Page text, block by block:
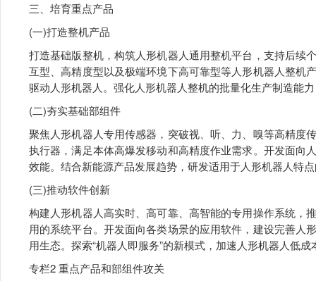
三、培育重点产品
(一)打造整机产品
打造基础版整机，构筑人形机器人通用整机平台，支持后续
互型、高精度型以及极端环境下高可靠型等人形机器人整机
驱动人形机器人。强化人形机器人整机的批量化生产制造能
(二)夯实基础部组件
聚焦人形机器人专用传感器，突破视、听、力、嗅等高精度
执行器，满足本体高爆发移动和高精度作业需求。开发面向
效能。结合新能源产品发展趋势，研发适用于人形机器人特
(三)推动软件创新
构建人形机器人高实时、高可靠、高智能的专用操作系统，
用的系统平台。开发面向各类场景的应用软件，建设完善人
用生态。探索“机器人即服务”的新模式，加速人形机器人低
专栏2 重点产品和部组件攻关